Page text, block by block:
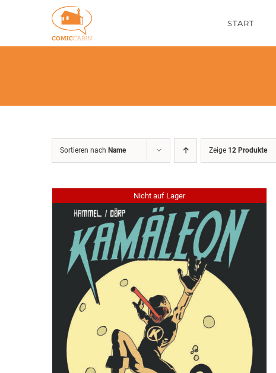
springen
START
Sortieren nach Name Zeige 12 Produkte
Nicht auf Lager